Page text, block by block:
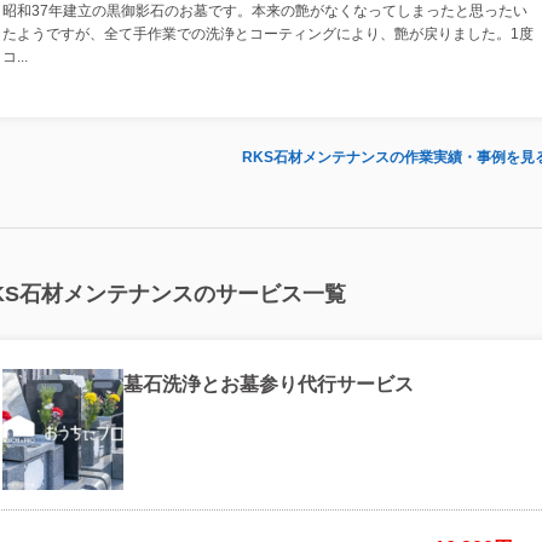
昭和37年建立の黒御影石のお墓です。本来の艶がなくなってしまったと思ったい
たようですが、全て手作業での洗浄とコーティングにより、艶が戻りました。1度
コ...
RKS石材メンテナンスの作業実績・事例を見
石材メンテナンスのサービス一覧
墓石洗浄とお墓参り代行サービス